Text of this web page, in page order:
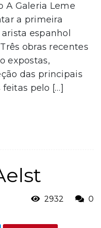
A Galeria Leme
a primeira
espanhol
obras recentes
expostas,
das principais
pelo […]
2932 0